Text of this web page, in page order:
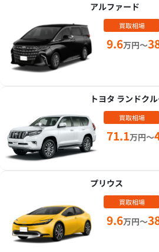
アルファード
買取相場
9.6万円～
トヨタ ランドク
買取相場
71.1万円～
プリウス
買取相場
9.6万円～